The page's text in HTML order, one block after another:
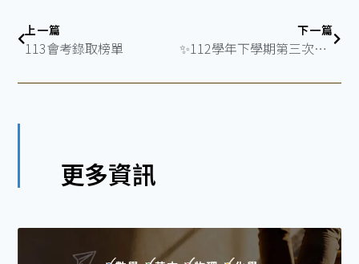
上一篇
113會考錄取榜單
下一篇
✨112學年下學期第三次段考 數理成績優異同學✨
更多資訊